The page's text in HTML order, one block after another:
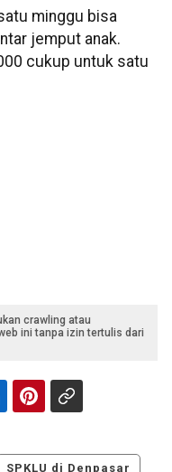
minggu bisa
jemput anak.
cukup untuk satu
crawling atau
ini tanpa izin tertulis dari
SPKLU di Denpasar